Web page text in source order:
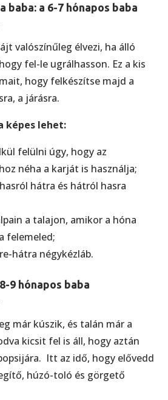
baba: a 6-7 hónapos baba
valószínűleg élvezi, ha álló
fel-le ugrálhasson. Ez a kis
hogy felkészítse majd a
a járásra.
képes lehet:
felülni úgy, hogy az
néha a karját is használja;
hátra és hátról hasra
a talajon, amikor a hóna
felemeled;
hátra négykézláb.
9 hónapos baba
már kúszik, és talán már a
kicsit fel is áll, hogy aztán
Itt az idő, hogy elővedd
húzó-toló és görgető